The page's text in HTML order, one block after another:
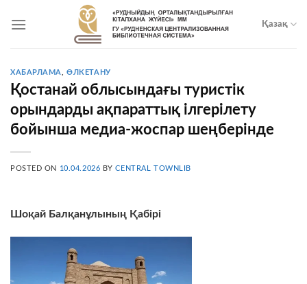
Қазақ
ХАБАРЛАМА ,ӨЛКЕТАНУ
Қостанай облысындағы туристік
орындарды ақпараттық ілгерілету
бойынша медиа-жоспар шеңберінде
POSTED ON 10.04.2026 BYCENTRAL TOWNLIB
Шоқай Балқанұлының Қабірі